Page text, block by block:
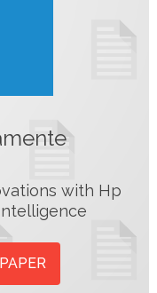
with Hp